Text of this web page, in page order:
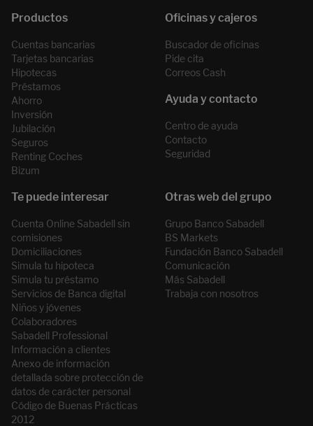
Cuentas bancarias
Tarjetas bancarias
Hipotecas
Préstamos
Ahorro
Inversión
Jubilación
Seguros
Renting Coches
Bizum
Buscador de oficinas
Pide cita
Correos Cash
Centro de ayuda
Contacto
Seguridad
Cuenta Online Sabadell sin
comisiones
Domiciliaciones
Simula tu hipoteca
Simula tu préstamo
Servicios de Banca digital
Niños y jóvenes
Colaboradores
Sabadell Professional
Información a clientes
Anexo de información
detallada sobre protección de
datos de carácter personal
Código de Buenas Prácticas
2012
Grupo Banco Sabadell
BS Markets
Fundación Banco Sabadell
Comunicación
Más Sabadell
Trabaja con nosotros